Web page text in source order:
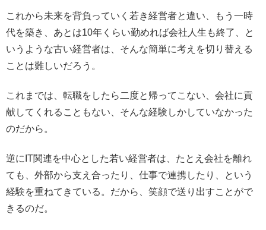
これから未来を背負っていく若き経営者と違い、もう一時
代を築き、あとは10年くらい勤めれば会社人生も終了、と
いうような古い経営者は、そんな簡単に考えを切り替える
ことは難しいだろう。
これまでは、転職をしたら二度と帰ってこない、会社に貢
献してくれることもない、そんな経験しかしていなかった
のだから。
逆にIT関連を中心とした若い経営者は、たとえ会社を離れ
ても、外部から支え合ったり、仕事で連携したり、という
経験を重ねてきている。だから、笑顔で送り出すことがで
きるのだ。